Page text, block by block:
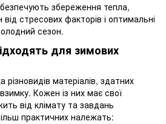
збереження тепла,
стресових факторів і оптимальні
сезон.
для зимових
різновидів матеріалів, здатних
Кожен із них має свої
від клімату та завдань
практичних належать: